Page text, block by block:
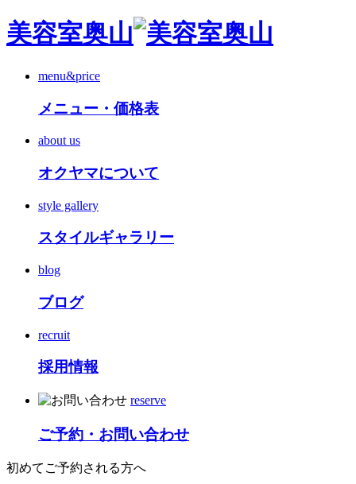
美容室奥山
menu&price
メニュー・価格表
about us
オクヤマについて
style gallery
スタイルギャラリー
blog
ブログ
recruit
採用情報
reserve
ご予約・お問い合わせ
初めてご予約される方へ